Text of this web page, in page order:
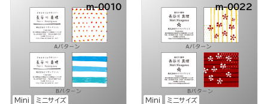
Mini ミニサイズ
m-0010
Mini ミニサイズ
m-0022